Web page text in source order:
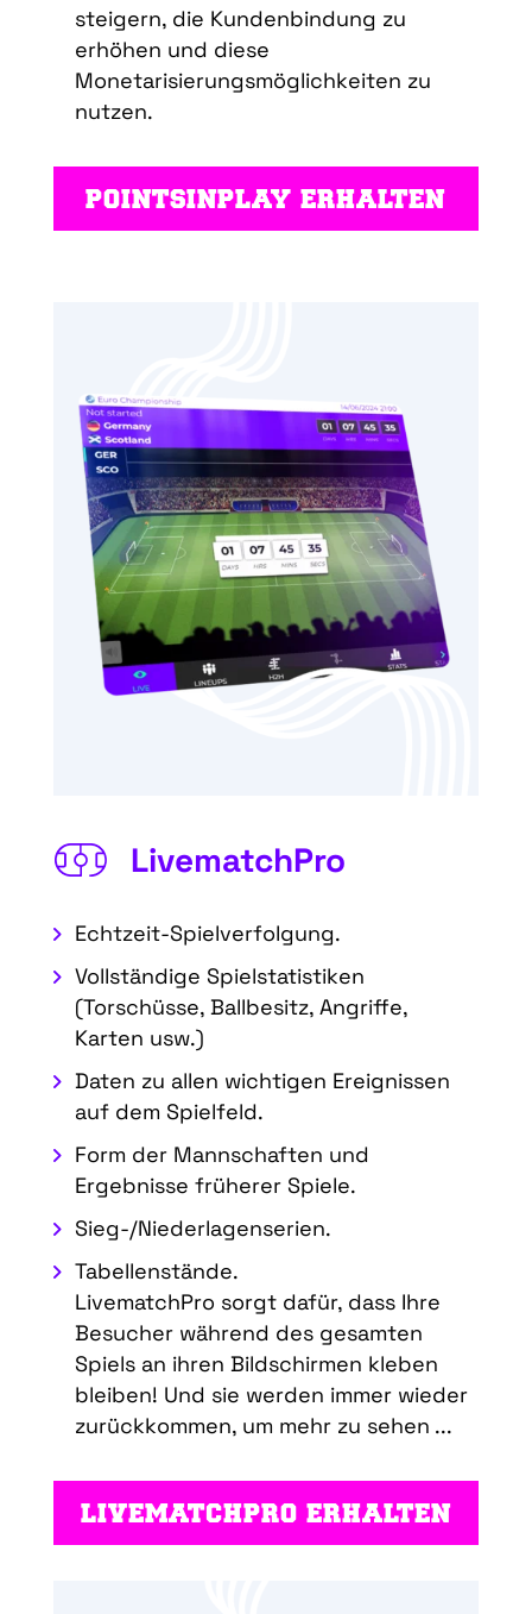
steigern, die Kundenbindung zu
erhöhen und diese
Monetarisierungsmöglichkeiten zu
nutzen.
POINTSINPLAY ERHALTEN
LivematchPro
Echtzeit-Spielverfolgung.
Vollständige Spielstatistiken
(Torschüsse, Ballbesitz, Angriffe,
Karten usw.)
Daten zu allen wichtigen Ereignissen
auf dem Spielfeld.
Form der Mannschaften und
Ergebnisse früherer Spiele.
Sieg-/Niederlagenserien.
Tabellenstände.
LivematchPro sorgt dafür, dass Ihre
Besucher während des gesamten
Spiels an ihren Bildschirmen kleben
bleiben! Und sie werden immer wieder
zurückkommen, um mehr zu sehen ...
LIVEMATCHPRO ERHALTEN